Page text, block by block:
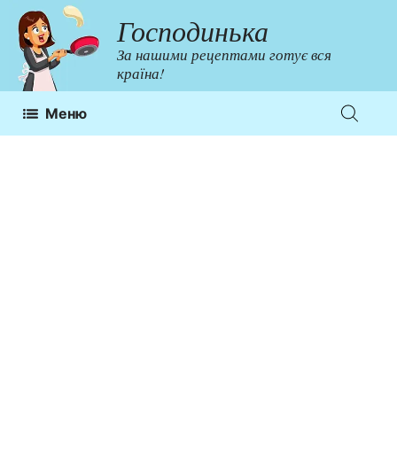
Перейти
до
контенту
Господинька
За нашими рецептами готує вся
країна!
Меню